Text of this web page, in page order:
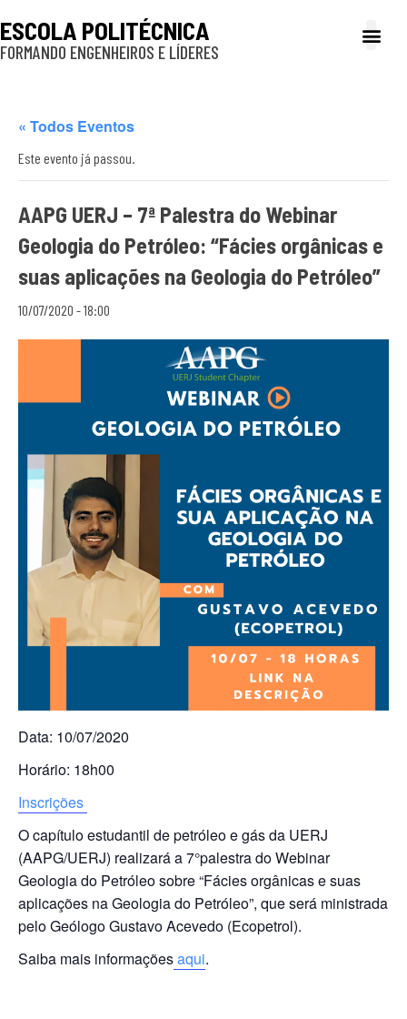
ESCOLA POLITÉCNICA
FORMANDO ENGENHEIROS E LÍDERES
« Todos Eventos
Este evento já passou.
AAPG UERJ – 7ª Palestra do Webinar
Geologia do Petróleo: “Fácies orgânicas e
suas aplicações na Geologia do Petróleo”
10/07/2020 - 18:00
Data: 10/07/2020
Horário: 18h00
Inscrições
O capítulo estudantil de petróleo e gás da UERJ
(AAPG/UERJ) realizará a 7°palestra do Webinar
Geologia do Petróleo sobre “Fácies orgânicas e suas
aplicações na Geologia do Petróleo”, que será ministrada
pelo Geólogo Gustavo Acevedo (Ecopetrol).
Saiba mais informaçõesaqui.